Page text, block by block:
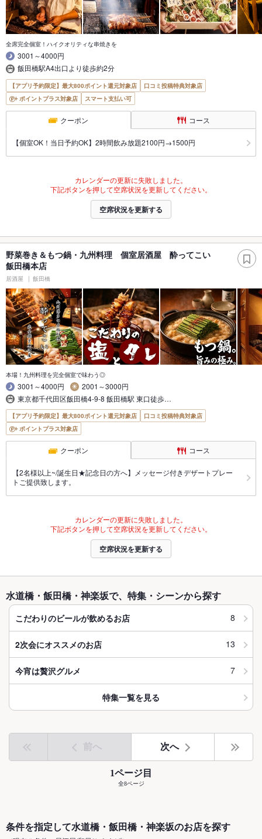
全席完全個室！ハイクオリティな串焼きを
3001～4000円
飯田橋駅A4出口より徒歩約2分
【アプリ予約限定】最大800ポイント還元対象店
口コミ投稿特典対象店
ポイントプラス対象店
スマート支払い可
クーポン コース
【個室OK！当日予約OK】2時間飲み放題2100円→1500円
カレンダーの更新に失敗しました。
下記ボタンを押して空席状況を更新してください。
空席状況を更新する
野菜巻き＆もつ鍋・九州料理 個室居酒屋 酔ってこい
飯田橋本店
居酒屋 飯田橋
本場！九州料理を完全個室で味わう◎
3001～4000円
2001～3000円
東京都千代田区飯田橋4-9-8 飯田橋駅 東口徒歩…
【アプリ予約限定】最大800ポイント還元対象店
口コミ投稿特典対象店
ポイントプラス対象店
クーポン コース
【2名様以上~/誕生日★記念日の方へ】メッセージ付きデザートプレー
トご提供致します。
カレンダーの更新に失敗しました。
下記ボタンを押して空席状況を更新してください。
空席状況を更新する
水道橋・飯田橋・神楽坂で、特集・シーンから探す
こだわりのビールが飲めるお店 8
2次会にオススメのお店 13
今宵は贅沢グルメ 7
特集一覧を見る
前へ 次へ
1ページ目
全8ページ
条件を指定して水道橋・飯田橋・神楽坂のお店を探す